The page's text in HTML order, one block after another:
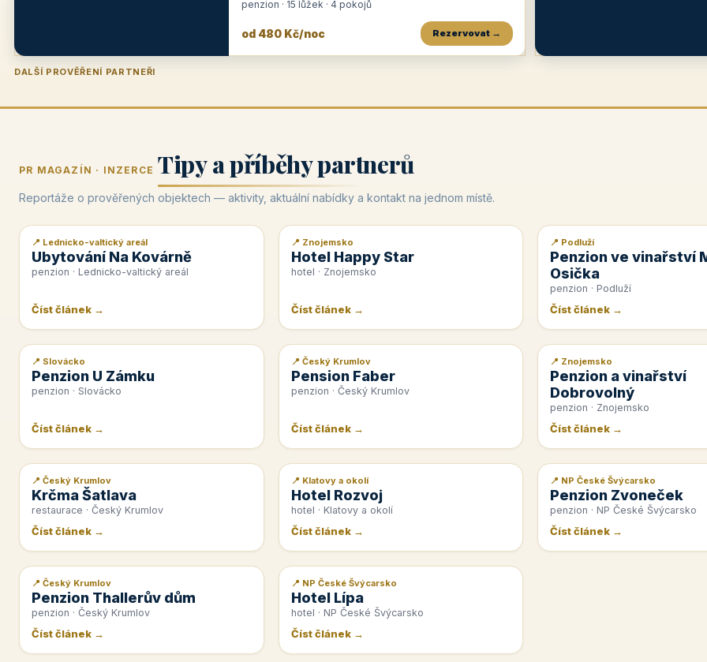
penzion · 15 lůžek · 4 pokojů
od 480 Kč/noc Rezervovat →
DALŠÍ PROVĚŘENÍ PARTNEŘI
Penzion U Zámku Pension Faber
PR MAGAZÍN · INZERCE Tipy a příběhy partnerů
Reportáže o prověřených objektech — aktivity, aktuální nabídky a kontakt na jednom místě.
📰 PR článek
📍 Lednicko-valtický areál
Ubytování Na Kovárně
penzion · Lednicko-valtický areál
Číst článek →
📰 PR článek
📍 Znojemsko
Hotel Happy Star
hotel · Znojemsko
Číst článek →
📰 PR článek
📍 Podluží
Penzion ve vinařství
Osička
penzion · Podluží
Číst článek →
📰 PR článek
📍 Slovácko
Penzion U Zámku
penzion · Slovácko
Číst článek →
📰 PR článek
📍 Český Krumlov
Pension Faber
penzion · Český Krumlov
Číst článek →
📰 PR článek
📍 Znojemsko
Penzion a vinařství
Dobrovolný
penzion · Znojemsko
Číst článek →
📰 PR článek
📍 Český Krumlov
Krčma Šatlava
restaurace · Český Krumlov
Číst článek →
📰 PR článek
📍 Klatovy a okolí
Hotel Rozvoj
hotel · Klatovy a okolí
Číst článek →
📰 PR článek
📍 NP České Švýcarsko
Penzion Zvoneček
penzion · NP České Švýcarsko
Číst článek →
📰 PR článek
📍 Český Krumlov
Penzion Thallerův dům
penzion · Český Krumlov
Číst článek →
📰 PR článek
📍 NP České Švýcarsko
Hotel Lípa
hotel · NP České Švýcarsko
Číst článek →